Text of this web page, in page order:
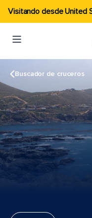
Visitando desde United
Buscador de cruceros